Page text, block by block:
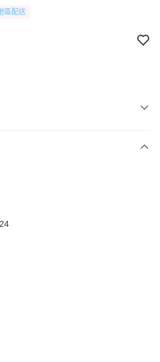
區配送
之後才付款」的支付方式。 讓您購物簡單
綁卡、不需儲值。
認證，即可結帳。
，再付款。
】
享後付」後，將跳轉至「AFTEE先享後付」
金額後，即可完成結帳。
繳費通知簡訊。
，點擊此簡訊中的連結，可透過四大超商／
上)免運費
上)免運費